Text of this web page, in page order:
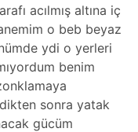
acılmış altına iç
o beb beyaz
ydi o yerleri
benim
sonra yatak
gücüm